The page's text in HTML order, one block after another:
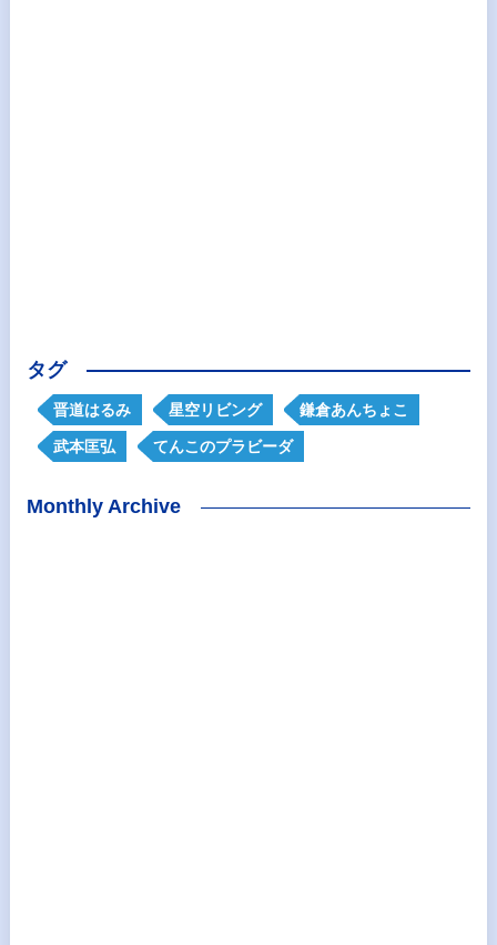
タグ
晋道はるみ 星空リビング 鎌倉あんちょこ
武本匡弘 てんこのプラビーダ
Monthly Archive